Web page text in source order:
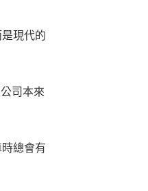
現代的
司本來
總會有